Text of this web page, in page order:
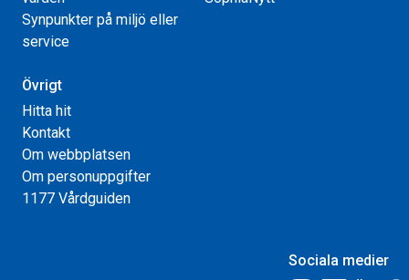
Synpunkter på miljö eller
service
Övrigt
Hitta hit
Kontakt
Om webbplatsen
Om personuppgifter
1177 Vårdguiden
Sociala medier